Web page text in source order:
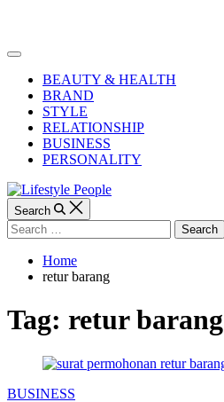
Off
CanvasBEAUTY & HEALTH
BRAND
STYLE
RELATIONSHIP
BUSINESS
PERSONALITY
Search
Search
for:
Home
retur barang
Tag: retur barang
Categories
BUSINESS